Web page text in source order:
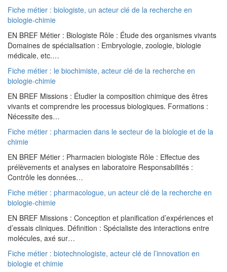
Fiche métier : biologiste, un acteur clé de la recherche en
biologie-chimie
EN BREF Métier : Biologiste Rôle : Étude des organismes vivants
Domaines de spécialisation : Embryologie, zoologie, biologie
médicale, etc.…
Fiche métier : le biochimiste, acteur clé de la recherche en
biologie-chimie
EN BREF Missions : Étudier la composition chimique des êtres
vivants et comprendre les processus biologiques. Formations :
Nécessite des…
Fiche métier : pharmacien dans le secteur de la biologie et de la
chimie
EN BREF Métier : Pharmacien biologiste Rôle : Effectue des
prélèvements et analyses en laboratoire Responsabilités :
Contrôle les données…
Fiche métier : pharmacologue, un acteur clé de la recherche en
biologie-chimie
EN BREF Missions : Conception et planification d’expériences et
d’essais cliniques. Définition : Spécialiste des interactions entre
molécules, axé sur…
Fiche métier : biotechnologiste, acteur clé de l’innovation en
biologie et chimie